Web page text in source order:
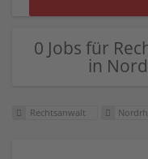
0 Jobs für
in
Rechtsanwalt